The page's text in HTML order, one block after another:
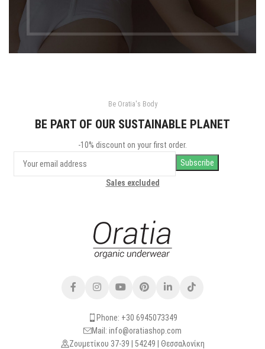
Be Oratia's Body
BE PART OF OUR SUSTAINABLE PLANET
-10% discount on your first order.
Sales excluded
Phone: +30 6945073349
Mail: info@oratiashop.com
Ζουμετίκου 37-39 | 54249 | Θεσσαλονίκη